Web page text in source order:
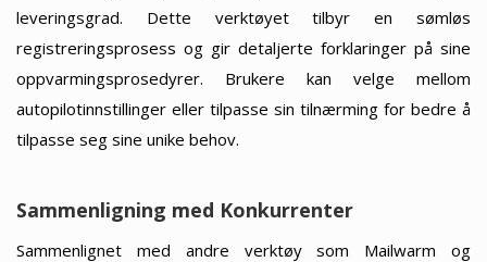
leveringsgrad. Dette verktøyet tilbyr en sømløs
registreringsprosess og gir detaljerte forklaringer på sine
oppvarmingsprosedyrer. Brukere kan velge mellom
autopilotinnstillinger eller tilpasse sin tilnærming for bedre å
tilpasse seg sine unike behov.
Sammenligning med Konkurrenter
Sammenlignet med andre verktøy som Mailwarm og